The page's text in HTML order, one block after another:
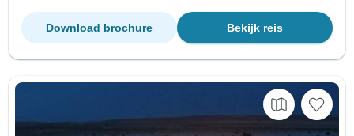
Bekijk reis
Download brochure